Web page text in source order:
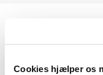
Cookies hjælper os